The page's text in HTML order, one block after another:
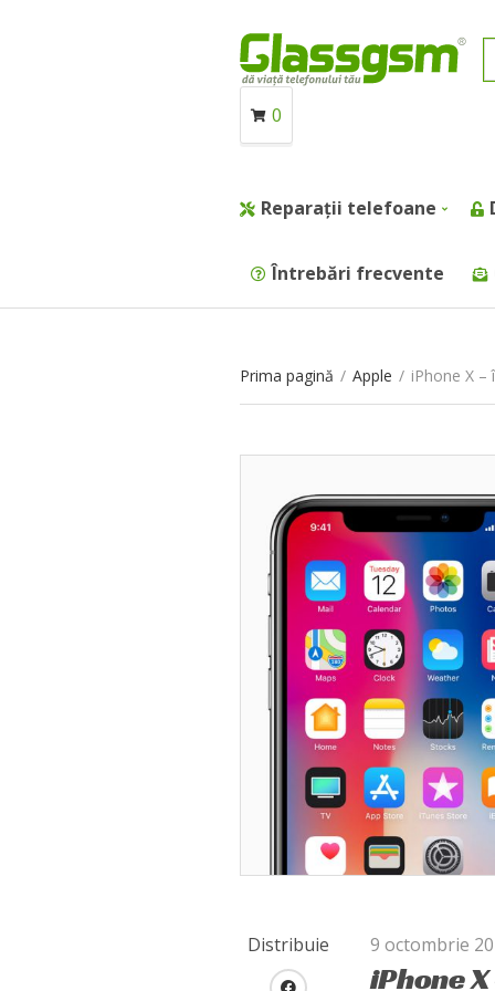
0
Reparații telefoane
Întrebări frecvente
Prima pagină / Apple / iPhone X
Distribuie 9 octombrie
iPhone